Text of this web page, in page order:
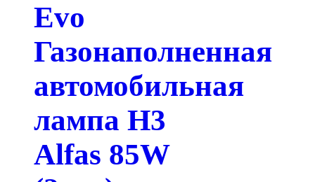
Evo
Газонаполненная
автомобильная
лампа H3
Alfas 85W